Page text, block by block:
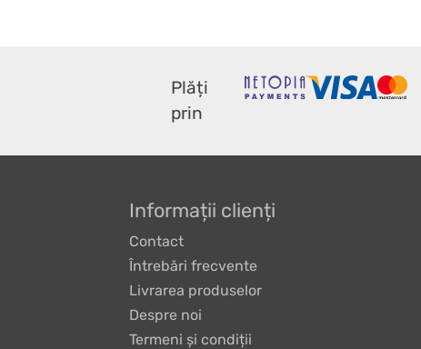
Plăți
prin
Informații clienți
Contact
Întrebări frecvente
Livrarea produselor
Despre noi
Termeni și condiții